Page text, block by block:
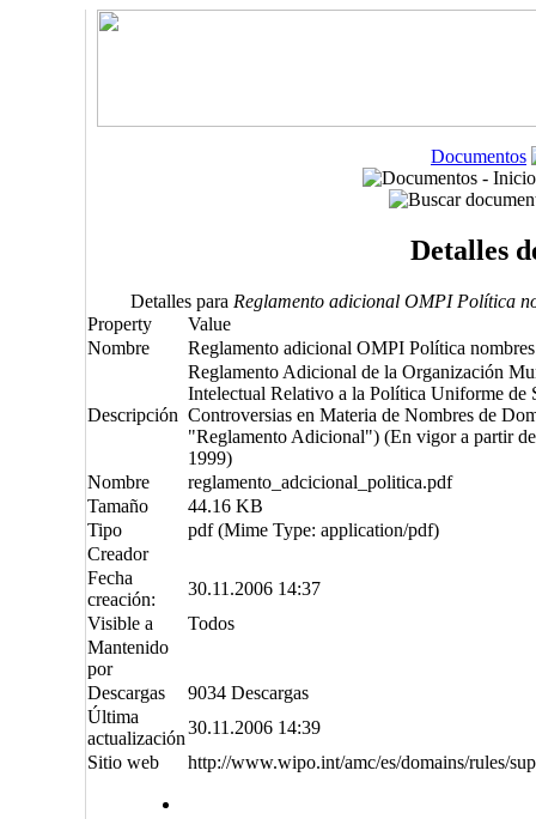
Documentos
Detalles
Detalles para Reglamento adicional OMPI Política
Property
Value
Nombre
Reglamento adicional OMPI Política
Descripción
Reglamento Adicional de la Organización
Intelectual Relativo a la Política Uniforme de
Controversias en Materia de Nombres de
"Reglamento Adicional") (En vigor a partir
1999)
Nombre
reglamento_adcicional_politica.pdf
Tamaño
44.16 KB
Tipo
pdf (Mime Type: application/pdf)
Creador
Fecha
creación:
30.11.2006 14:37
Visible a
Todos
Mantenido
por
Descargas
9034 Descargas
Última
actualización
30.11.2006 14:39
Sitio web
http://www.wipo.int/amc/es/domains/rules/